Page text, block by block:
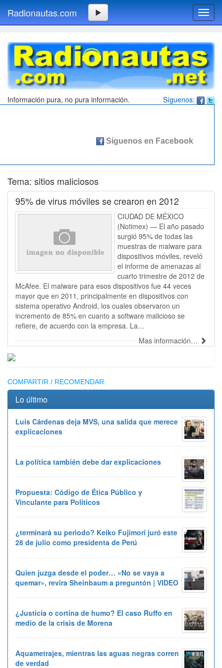
Radionautas.com
Síguenos:
Información pura, no pura información.
Tema: sitios maliciosos
95% de virus móviles se crearon en 2012
CIUDAD DE MÉXICO
(Notimex) — El año pasado
surgió 95% de todas las
muestras de malware para
dispositivos móviles, reveló
el informe de amenazas al
cuarto trimestre de 2012 de
McAfee. El malware para esos dispositivos fue 44 veces
mayor que en 2011, principalmente en dispositivos con
sistema operativo Android, los cuales observaron un
incremento de 85% en cuanto a software malicioso se
refiere, de acuerdo con la empresa. La…
Mas información…
Publicidad
COMPARTIR / RECOMENDAR:
Lo último
Luis Cárdenas deja MVS, una salida que merece
explicaciones
La política también debe dar explicaciones
Propuesta: Código de Ética Público y
Vinculante para Políticos
¿terminará su periodo? Keiko Fujimori juró este
28 de julio como presidenta de Perú
Quien juzga desde el poder… «No se vaya a
quemar», revira Sheinbaum a preguntón | VIDEO
¿Justicia o cortina de humo? El caso Ruffo en
medio de la crisis de Morena
Aquametrajes, mientras las aguas negras corren
de verdad